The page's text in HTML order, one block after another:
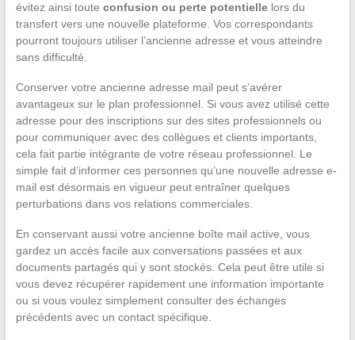
évitez ainsi toute confusion ou perte potentiellelors du
transfert vers une nouvelle plateforme. Vos correspondants
pourront toujours utiliser l’ancienne adresse et vous atteindre
sans difficulté.
Conserver votre ancienne adresse mail peut s’avérer
avantageux sur le plan professionnel. Si vous avez utilisé cette
adresse pour des inscriptions sur des sites professionnels ou
pour communiquer avec des collègues et clients importants,
cela fait partie intégrante de votre réseau professionnel. Le
simple fait d’informer ces personnes qu’une nouvelle adresse e-
mail est désormais en vigueur peut entraîner quelques
perturbations dans vos relations commerciales.
En conservant aussi votre ancienne boîte mail active, vous
gardez un accès facile aux conversations passées et aux
documents partagés qui y sont stockés. Cela peut être utile si
vous devez récupérer rapidement une information importante
ou si vous voulez simplement consulter des échanges
précédents avec un contact spécifique.